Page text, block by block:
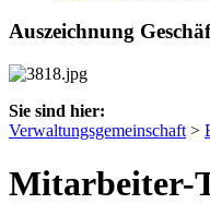
Auszeichnung
Sie sind hier:
Verwaltungsgemeinschaft >
Mitarbeiter-